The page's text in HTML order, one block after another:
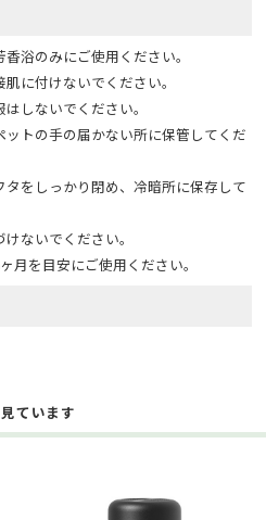
香浴のみにご使用ください。
肌に付けないでください。
はしないでください。
ットの手の届かない所に保管してくだ
タをしっかり閉め、冷暗所に保存して
けないでください。
月を目安にご使用ください。
ています